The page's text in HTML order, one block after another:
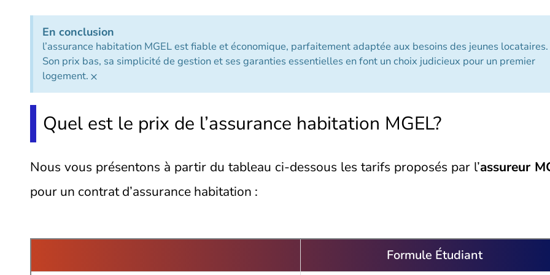
En conclusion
l’assurance habitation MGEL est fiable et économique, parfaitement adaptée aux besoins des jeunes locataires.
Son prix bas, sa simplicité de gestion et ses garanties essentielles en font un choix judicieux pour un premier
logement. ×
Quel est le prix de l’assurance habitation MGEL?
Nous vous présentons à partir du tableau ci-dessous les tarifs proposés par l’assureur
pour un contrat d’assurance habitation :
Formule Étudiant